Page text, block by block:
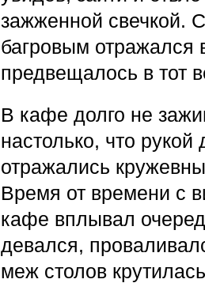
зажженной свечкой.
багровым отражался
предвещалось в тот
В кафе долго не
настолько, что
отражались
Время от времени с
кафе вплывал
девался,
меж столов